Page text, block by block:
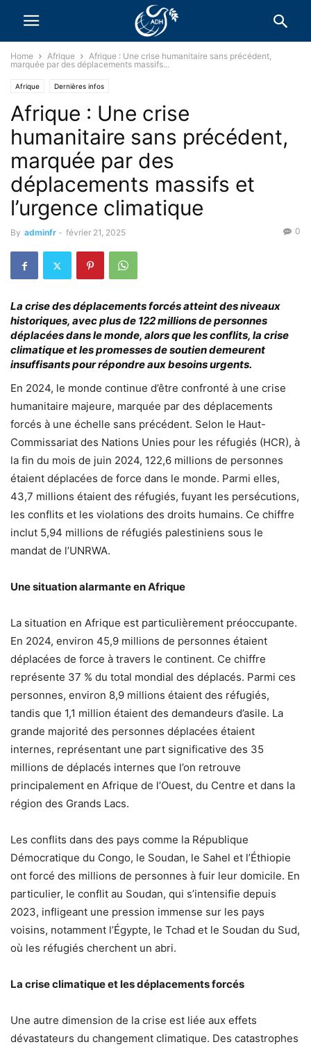
Home Afrique
Afrique : Une crise humanitaire sans précédent,
marquée par des déplacements massifs...
Afrique Dernières infos
Afrique : Une crise
humanitaire sans précédent,
marquée par des
déplacements massifs et
l’urgence climatique
By adminfr - février 21, 2025 0
La crise des déplacements forcés atteint des niveaux
historiques, avec plus de 122 millions de personnes
déplacées dans le monde, alors que les conflits, la crise
climatique et les promesses de soutien demeurent
insuffisants pour répondre aux besoins urgents.
En 2024, le monde continue d’être confronté à une crise
humanitaire majeure, marquée par des déplacements
forcés à une échelle sans précédent. Selon le Haut-
Commissariat des Nations Unies pour les réfugiés (HCR), à
la fin du mois de juin 2024, 122,6 millions de personnes
étaient déplacées de force dans le monde. Parmi elles,
43,7 millions étaient des réfugiés, fuyant les persécutions,
les conflits et les violations des droits humains. Ce chiffre
inclut 5,94 millions de réfugiés palestiniens sous le
mandat de l’UNRWA.
Une situation alarmante en Afrique
La situation en Afrique est particulièrement préoccupante.
En 2024, environ 45,9 millions de personnes étaient
déplacées de force à travers le continent. Ce chiffre
représente 37 % du total mondial des déplacés. Parmi ces
personnes, environ 8,9 millions étaient des réfugiés,
tandis que 1,1 million étaient des demandeurs d’asile. La
grande majorité des personnes déplacées étaient
internes, représentant une part significative des 35
millions de déplacés internes que l’on retrouve
principalement en Afrique de l’Ouest, du Centre et dans la
région des Grands Lacs.
Les conflits dans des pays comme la République
Démocratique du Congo, le Soudan, le Sahel et l’Éthiopie
ont forcé des millions de personnes à fuir leur domicile. En
particulier, le conflit au Soudan, qui s’intensifie depuis
2023, infligeant une pression immense sur les pays
voisins, notamment l’Égypte, le Tchad et le Soudan du Sud,
où les réfugiés cherchent un abri.
La crise climatique et les déplacements forcés
Une autre dimension de la crise est liée aux effets
dévastateurs du changement climatique. Des catastrophes